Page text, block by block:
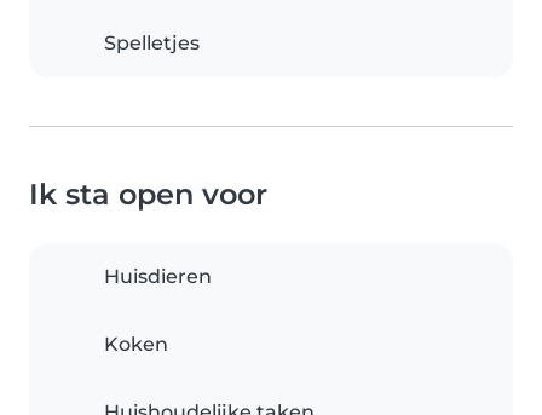
Spelletjes
Ik sta open voor
Huisdieren
Koken